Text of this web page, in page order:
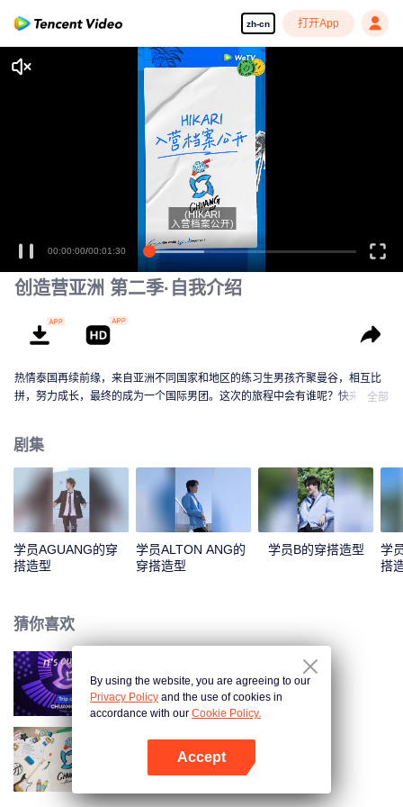
zh-cn 打开App
00:00:00/00:01:30
(HIKARI
入营档案公开)
创造营亚洲 第二季·自我介绍
热情泰国再续前缘，来自亚洲不同国家和地区的练习生男孩齐聚曼谷，相互比
拼，努力成长，最终的成为一个国际男团。这次的旅程中会有谁呢？快来认识
全部
剧集
学员AGUANG的穿
搭造型
学员ALTON ANG的
穿搭造型
学员B的穿搭造型
学
搭
猜你喜欢
创造营亚洲
创造营亚洲 第二季
By using the website, you are agreeing to our
Privacy Policy and the use of cookies in
accordance with our Cookie Policy.
Accept